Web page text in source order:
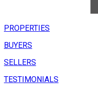
PROPERTIES
BUYERS
SELLERS
TESTIMONIALS